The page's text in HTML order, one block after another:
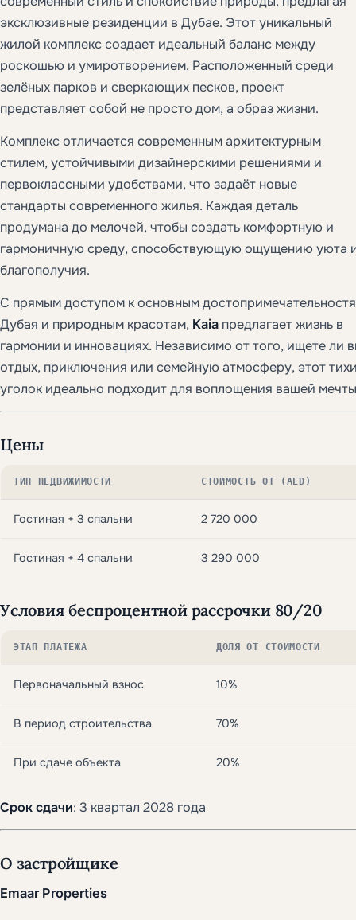
эксклюзивные резиденции в Дубае. Этот уникальный
жилой комплекс создает идеальный баланс между
роскошью и умиротворением. Расположенный среди
зелёных парков и сверкающих песков, проект
представляет собой не просто дом, а образ жизни.
Комплекс отличается современным архитектурным
стилем, устойчивыми дизайнерскими решениями и
первоклассными удобствами, что задаёт новые
стандарты современного жилья. Каждая деталь
продумана до мелочей, чтобы создать комфортную и
гармоничную среду, способствующую ощущению уюта
благополучия.
С прямым доступом к основным
Дубая и природным красотам, Kaia предлагает жизнь в
гармонии и инновациях. Независимо от того, ищете ли
отдых, приключения или семейную атмосферу, этот
уголок идеально подходит для воплощения вашей
Цены
ТИП НЕДВИЖИМОСТИ СТОИМОСТЬ ОТ (AED)
Гостиная + 3 спальни 2 720 000
Гостиная + 4 спальни 3 290 000
Условия беспроцентной рассрочки 80/20
ЭТАП ПЛАТЕЖА ДОЛЯ ОТ СТОИМОСТИ
Первоначальный взнос 10%
В период строительства 70%
При сдаче объекта 20%
Срок сдачи: 3 квартал 2028 года
О застройщике
Emaar Properties